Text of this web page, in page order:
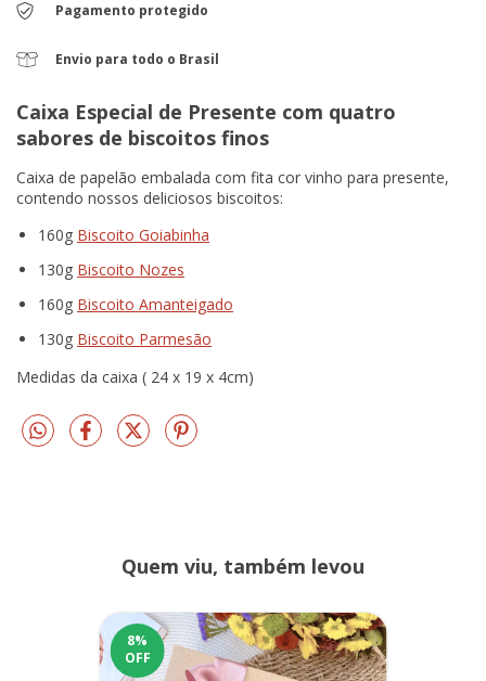
Pagamento protegido
Envio para todo o Brasil
Caixa Especial de Presente com quatro
sabores de biscoitos finos
Caixa de papelão embalada com fita cor vinho para presente,
contendo nossos deliciosos biscoitos:
160g Biscoito Goiabinha
130g Biscoito Nozes
160g Biscoito Amanteigado
130g Biscoito Parmesão
Medidas da caixa ( 24 x 19 x 4cm)
Quem viu, também levou
8%
OFF